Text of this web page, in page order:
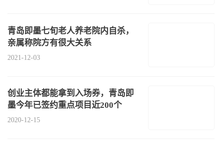
青岛即墨七旬老人养老院内自杀，
亲属称院方有很大关系
2021-12-03
创业主体都能拿到入场券，青岛即
墨今年已签约重点项目近200个
2020-12-15